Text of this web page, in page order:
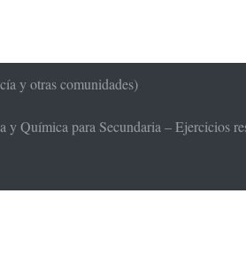
y otras comunidades)
y Química para Secundaria – Ejercicios